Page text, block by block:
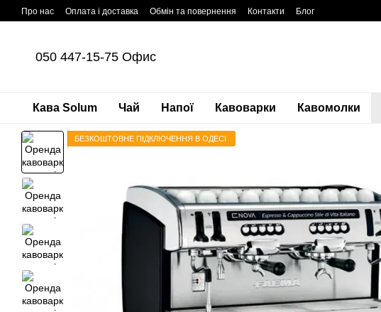
Перейти до основного контенту
Про нас Оплата і доставка Обмін та повернення Контакти Блог
050 447-15-75 Офис
Кава Solum Чай Напої Кавоварки Кавомолки
БЕЗКОШТОВНЕ ПІДКЛЮЧЕННЯ В ОДЕСІ